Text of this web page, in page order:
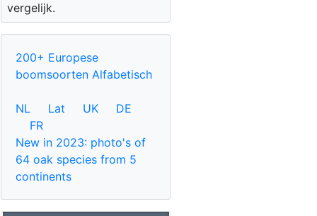
vergelijk.
200+ Europese
boomsoorten Alfabetisch
NL Lat UK
DE
FR
New in 2023: photo's of
64 oak species from 5
continents